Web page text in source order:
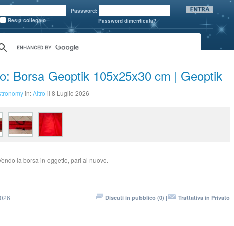
Password:
Resta collegato
Password dimenticata?
Borsa Geoptik 105x25x30 cm | Geoptik
in:Altro il 8 Luglio 2026
la borsa in oggetto, pari al nuovo.
Discuti in pubblico (0) | Trattativa in Privato